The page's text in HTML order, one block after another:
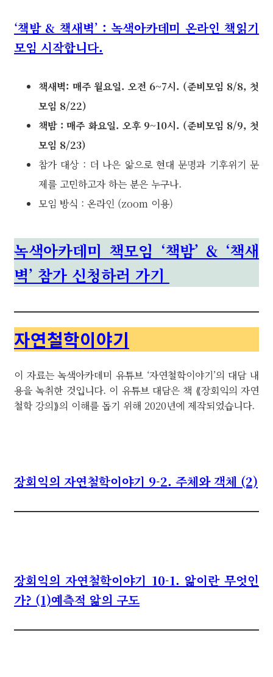
‘책밤 & 책새벽’ : 녹색아카데미 온라인 책읽기
모임 시작합니다.
책새벽: 매주 월요일. 오전 6~7시. (준비모임 8/8, 첫
모임 8/22)
책밤 : 매주 화요일. 오후 9~10시. (준비모임 8/9, 첫
모임 8/23)
참가 대상 : 더 나은 앎으로 현대 문명과 기후위기 문
제를 고민하고자 하는 분은 누구나.
모임 방식 : 온라인 (zoom 이용)
녹색아카데미 책모임 ‘책밤’ & ‘책새
벽’ 참가 신청하러 가기
자연철학이야기
이 자료는 녹색아카데미 유튜브 ‘자연철학이야기’의 대담 내
용을 녹취한 것입니다. 이 유튜브 대담은 책 ⟪장회익의 자연
철학 강의⟫의 이해를 돕기 위해 2020년에 제작되었습니다.
장회익의 자연철학이야기 9-2. 주체와 객체 (2)
장회익의 자연철학이야기 10-1. 앎이란 무엇인
가? (1)예측적 앎의 구도